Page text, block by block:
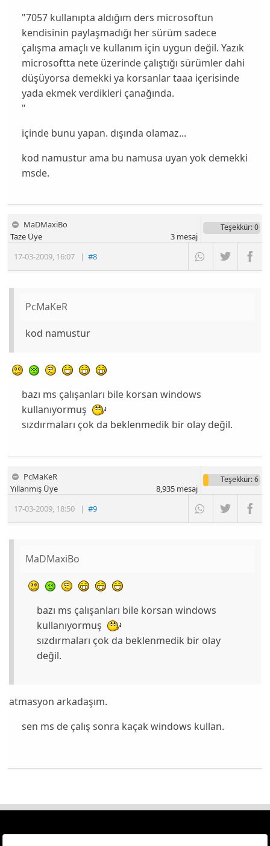
"7057 kullanıpta aldığım ders microsoftun
kendisinin paylaşmadığı her sürüm sadece
çalışma amaçlı ve kullanım için uygun değil. Yazık
microsoftta nete üzerinde çalıştığı sürümler dahi
düşüyorsa demekki ya korsanlar taaa içerisinde
yada ekmek verdikleri çanağında.
"
içinde bunu yapan. dışında olamaz...
kod namustur ama bu namusa uyan yok demekki
msde.
MaDMaxiBo
17-03-2009, 16:07 |#8
Taze Üye
Teşekkür: 0
3mesaj
PcMaKeR
kod namustur
bazı ms çalışanları bile korsan windows
kullanıyormuş
sızdırmaları çok da beklenmedik bir olay değil.
PcMaKeR
17-03-2009, 18:50 |#9
Yıllanmış Üye
Teşekkür: 6
8,935mesaj
MaDMaxiBo
bazı ms çalışanları bile korsan windows
kullanıyormuş
sızdırmaları çok da beklenmedik bir olay
değil.
atmasyon arkadaşım.
sen ms de çalış sonra kaçak windows kullan.